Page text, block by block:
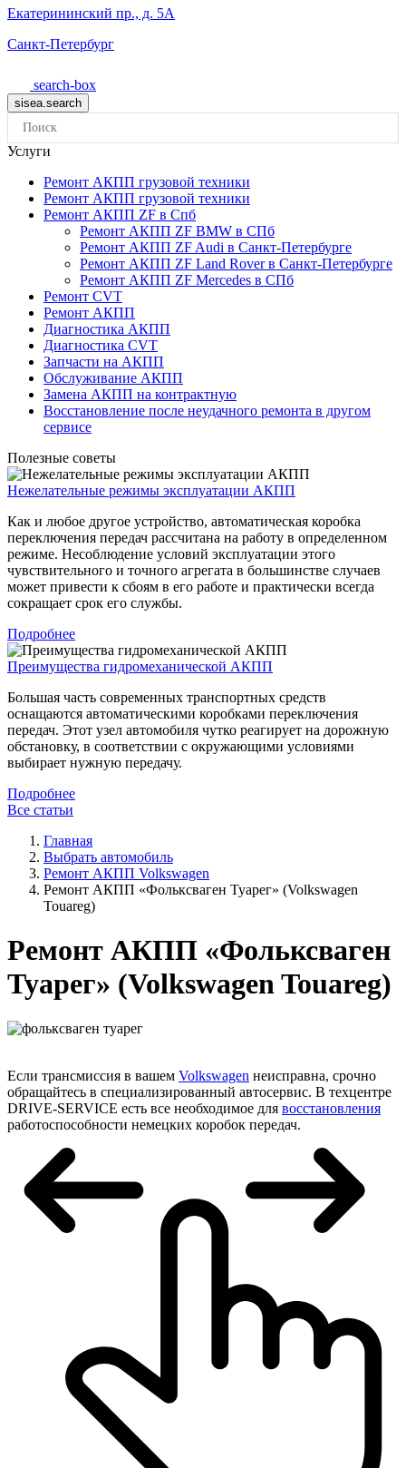
Екатерининский пр., д. 5А
Санкт-Петербург
search-box
Услуги
Ремонт АКПП грузовой техники
Ремонт АКПП грузовой техники
Ремонт АКПП ZF в Спб
Ремонт АКПП ZF BMW в СПб
Ремонт АКПП ZF Audi в Санкт-Петербурге
Ремонт АКПП ZF Land Rover в Санкт-Петербурге
Ремонт АКПП ZF Mercedes в СПб
Ремонт CVT
Ремонт AКПП
Диагностика АКПП
Диагностика CVT
Запчасти на АКПП
Обслуживание АКПП
Замена АКПП на контрактную
Восстановление после неудачного ремонта в другом
сервисе
Полезные советы
Нежелательные режимы эксплуатации АКПП
Как и любое другое устройство, автоматическая коробка
переключения передач рассчитана на работу в определенном
режиме. Несоблюдение условий эксплуатации этого
чувствительного и точного агрегата в большинстве случаев
может привести к сбоям в его работе и практически всегда
сокращает срок его службы.
Подробнее
Преимущества гидромеханической АКПП
Большая часть современных транспортных средств
оснащаются автоматическими коробками переключения
передач. Этот узел автомобиля чутко реагирует на дорожную
обстановку, в соответствии с окружающими условиями
выбирает нужную передачу.
Подробнее
Все статьи
Главная
Выбрать автомобиль
Ремонт АКПП Volkswagen
Ремонт АКПП «Фольксваген Туарег» (Volkswagen
Touareg)
Ремонт АКПП «Фольксваген
Туарег» (Volkswagen Touareg)
Если трансмиссия в вашем Volkswagen неисправна, срочно
обращайтесь в специализированный автосервис. В техцентре
DRIVE-SERVICE есть все необходимое для восстановления
работоспособности немецких коробок передач.